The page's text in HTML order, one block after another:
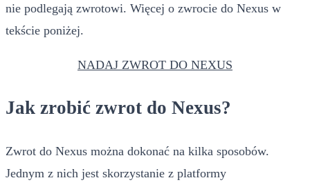
nie podlegają zwrotowi. Więcej o zwrocie do Nexus w
tekście poniżej.
NADAJ ZWROT DO NEXUS
Jak zrobić zwrot do Nexus?
Zwrot do Nexus można dokonać na kilka sposobów.
Jednym z nich jest skorzystanie z platformy